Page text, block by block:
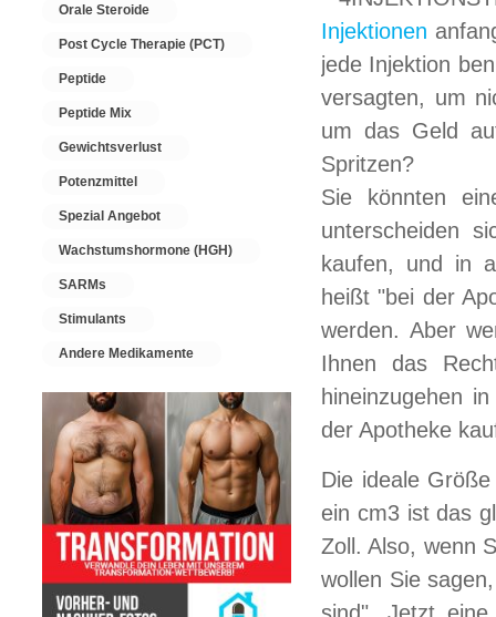
Injektionen
jede Injektion
versagten, um
um das Geld
Spritzen?
Sie könnten
unterscheiden
kaufen, und in
heißt "bei der
werden. Aber
Ihnen das
hineinzugehen
der Apotheke
Die ideale
ein cm3 ist das
Zoll. Also, wenn
wollen Sie
Orale Steroide
Post Cycle Therapie (PCT)
Peptide
Peptide Mix
Gewichtsverlust
Potenzmittel
Spezial Angebot
Wachstumshormone (HGH)
SARMs
Stimulants
Andere Medikamente